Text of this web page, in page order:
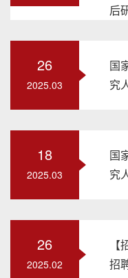
后
26
2025.03
国
究
18
2025.03
国
究
26
2025.02
招